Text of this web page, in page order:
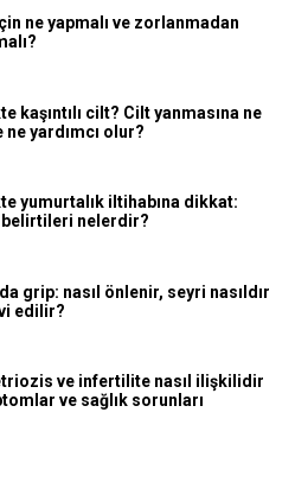
ne yapmalı ve zorlanmadan
kaşıntılı cilt? Cilt yanmasına ne
ne yardımcı olur?
yumurtalık iltihabına dikkat:
belirtileri nelerdir?
grip: nasıl önlenir, seyri nasıldır
edilir?
ve infertilite nasıl ilişkilidir
ve sağlık sorunları